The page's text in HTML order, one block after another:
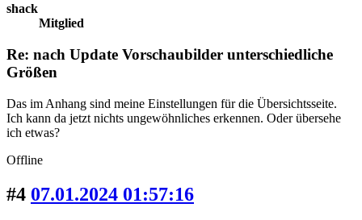
shack
Mitglied
Re: nach Update Vorschaubilder unterschiedliche
Größen
Das im Anhang sind meine Einstellungen für die Übersichtsseite.
Ich kann da jetzt nichts ungewöhnliches erkennen. Oder übersehe
ich etwas?
Offline
#4 07.01.2024 01:57:16